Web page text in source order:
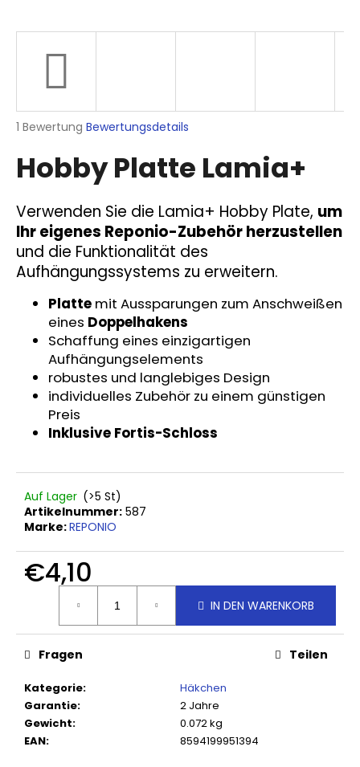
Die
Produktbewertung
ist
von
5
Sternen.
1 Bewertung Bewertungsdetails
Hobby Platte Lamia+
Verwenden Sie die Lamia+ Hobby Plate, um
Ihr eigenes Reponio-Zubehör herzustellen
und die Funktionalität des
Aufhängungssystems zu erweitern.
Platte mit Aussparungen zum Anschweißen
eines Doppelhakens
Schaffung eines einzigartigen
Aufhängungselements
robustes und langlebiges Design
individuelles Zubehör zu einem günstigen
Preis
Inklusive Fortis-Schloss
Auf Lager (>5 St)
Artikelnummer: 587
Marke:REPONIO
€4,10
IN DEN WARENKORB
Kategorie:
Häkchen
Garantie:
2 Jahre
Gewicht:
0.072 kg
EAN: 8594199951394
Fragen Teilen
W
r
e
m
p
f
e
h
HAKEN
SIMPLO
€5,40